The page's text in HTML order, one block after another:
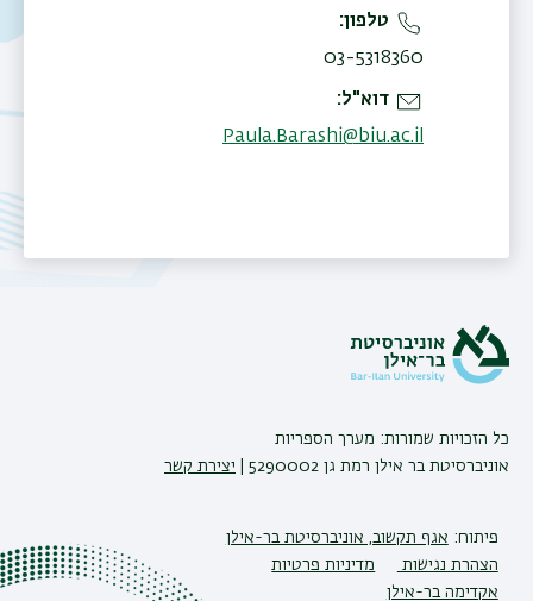
טלפון
03-5318360
דוא"ל
Paula.Barashi@biu.ac.il
כל הזכויות שמורות: מערך הספריות
אוניברסיטת בר אילן רמת גן 5290002 |
יצירת קשר
פיתוח: אגף תקשוב, אוניברסיטת בר-אילן
הצהרת נגישות
מדיניות פרטיות
אקדימה בר-אילן